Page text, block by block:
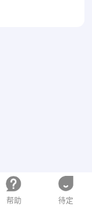
帮助 待定